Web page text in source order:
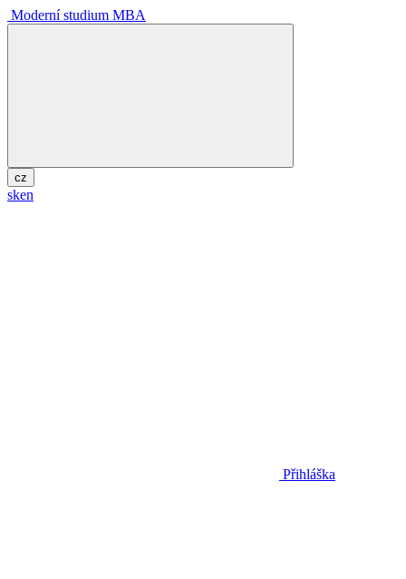
Moderní studium MBA
cz
sken
Přihláška